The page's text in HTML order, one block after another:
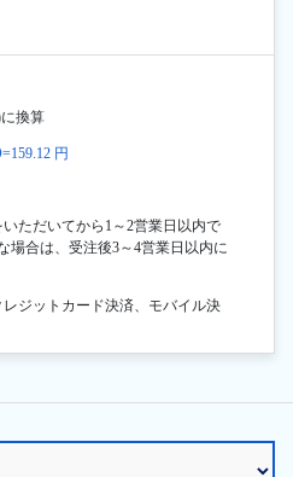
換算
円
ただいてから1～2営業日以内で
場合は、受注後3～4営業日以内に
ジットカード決済、モバイル決